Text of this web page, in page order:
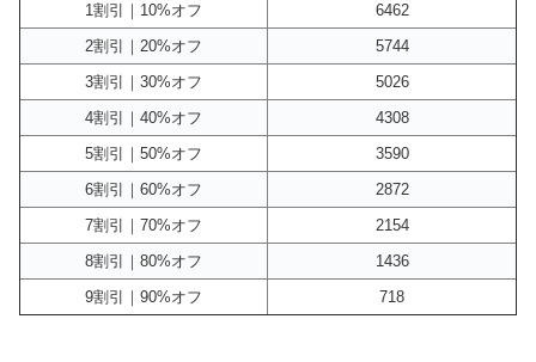
1割引｜10%オフ
6462
2割引｜20%オフ
5744
3割引｜30%オフ
5026
4割引｜40%オフ
4308
5割引｜50%オフ
3590
6割引｜60%オフ
2872
7割引｜70%オフ
2154
8割引｜80%オフ
1436
9割引｜90%オフ
718